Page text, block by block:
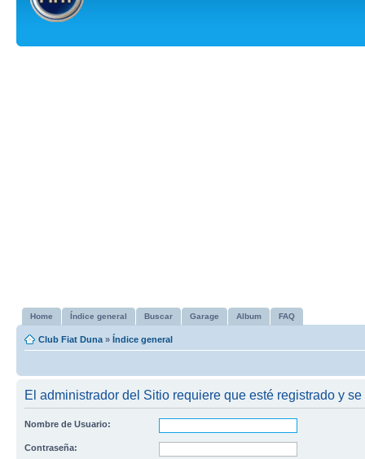
Home Índice general Buscar Garage Album FAQ
Club Fiat Duna » Índice general
El administrador del Sitio requiere que esté registrado y
Nombre de Usuario:
Contraseña: